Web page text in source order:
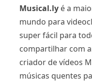
Musical.ly é a
mundo para
super fácil para
compartilhar com
criador de vídeos
músicas quentes